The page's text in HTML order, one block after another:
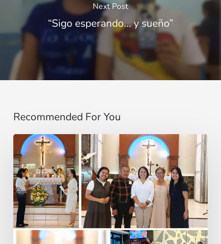
Next Post
“Sigo esperando... y sueño”
Recommended For You
“Do
not
be
afraid,
little
flock”: